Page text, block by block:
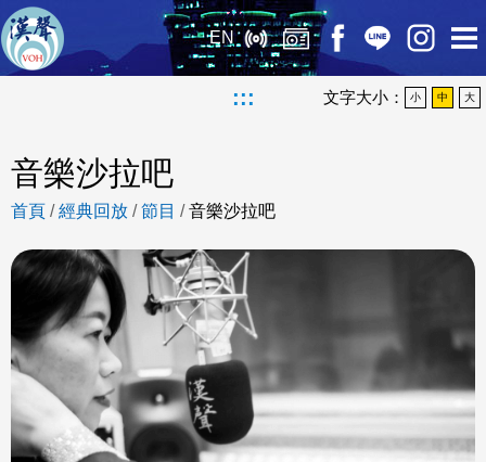
EN
::: 文字大小： 小 中 大
音樂沙拉吧
首頁 /經典回放 /節目 /音樂沙拉吧